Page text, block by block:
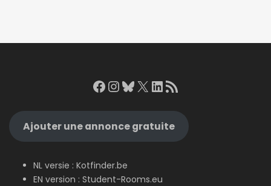
Facebook
Instagram
Bluesky
X LinkedIn
RSS Feed
Ajouter une annonce gratuite
NL versie : Kotfinder.be
EN version : Student-Rooms.eu